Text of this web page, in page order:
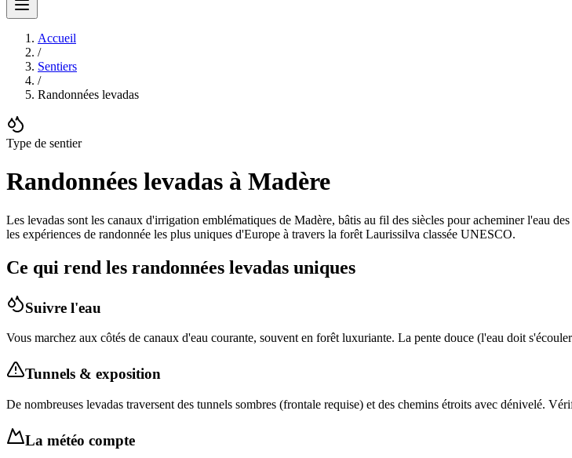
Accueil
/
Sentiers
/
Randonnées levadas
Type de sentier
Randonnées levadas à Madère
Les levadas sont les canaux d'irrigation emblématiques de Madère, bâtis au fil des siècles pour acheminer l'eau
les expériences de randonnée les plus uniques d'Europe à travers la forêt Laurissilva classée UNESCO.
Ce qui rend les randonnées levadas uniques
Suivre l'eau
Vous marchez aux côtés de canaux d'eau courante, souvent en forêt luxuriante. La pente douce (l'eau doit
Tunnels & exposition
De nombreuses levadas traversent des tunnels sombres (frontale requise) et des chemins étroits avec dénivelé.
La météo compte